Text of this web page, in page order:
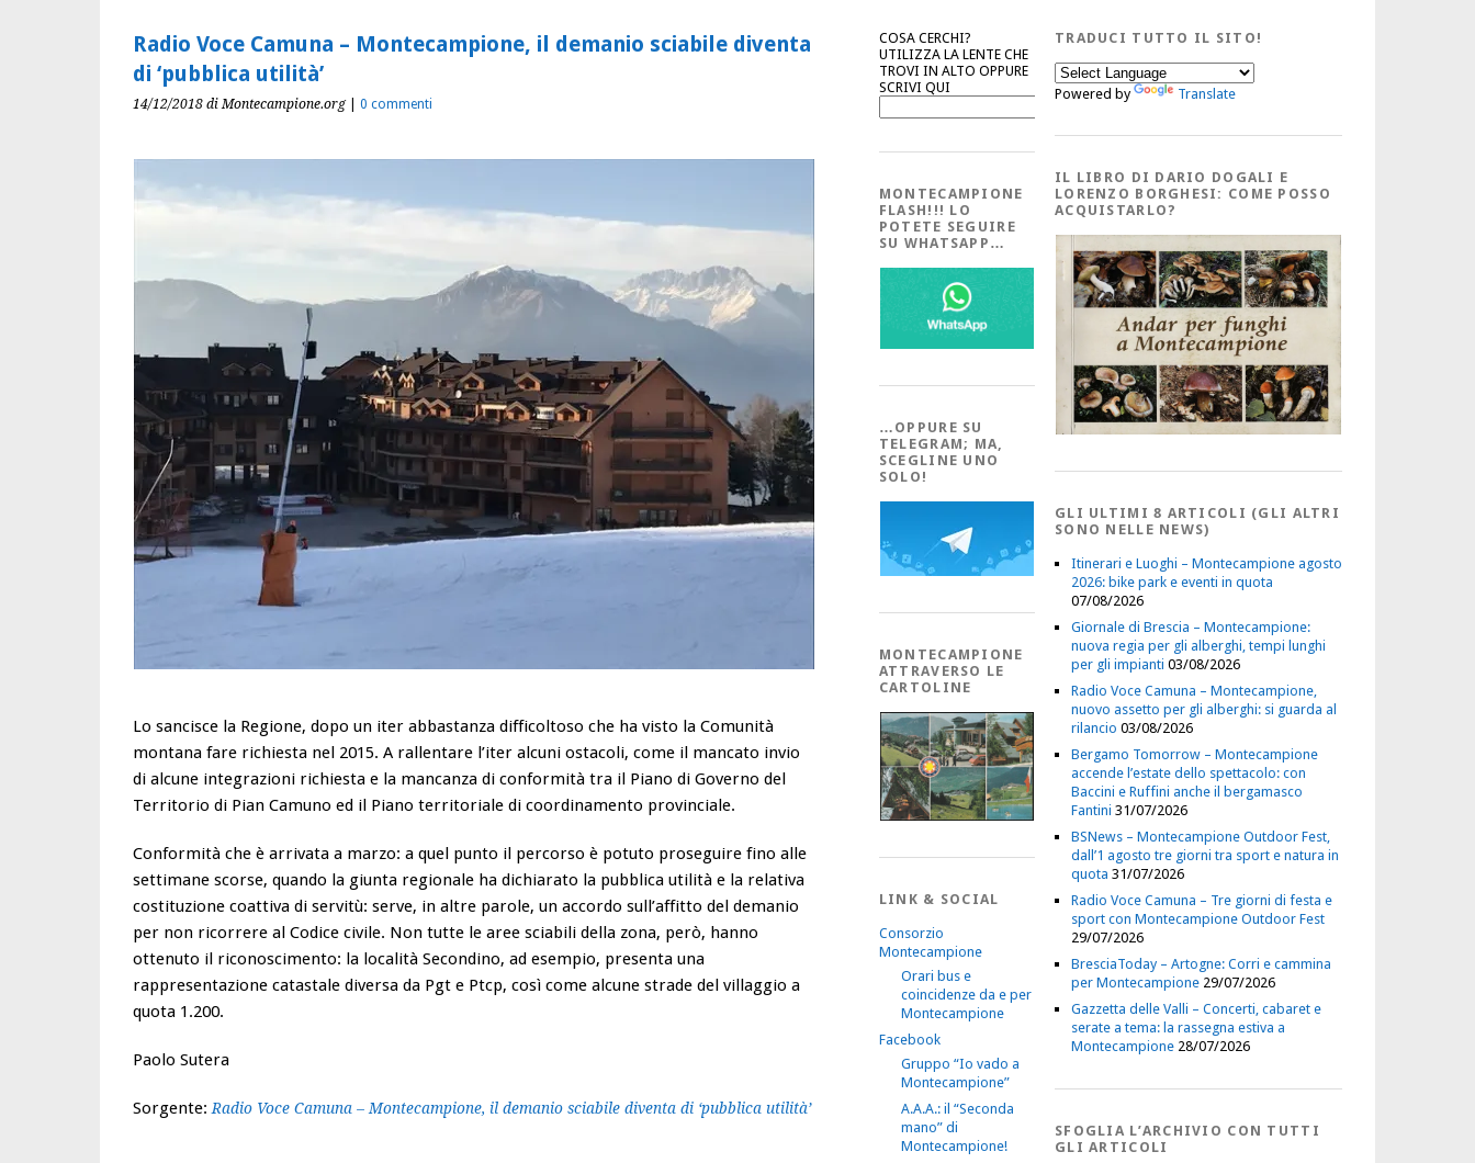
Radio Voce Camuna – Montecampione, il demanio sciabile diventa
di ‘pubblica utilità’
14/12/2018 di Montecampione.org| 0 commenti
Lo sancisce la Regione, dopo un iter abbastanza difficoltoso che ha visto la Comunità
montana fare richiesta nel 2015. A rallentare l’iter alcuni ostacoli, come il mancato invio
di alcune integrazioni richiesta e la mancanza di conformità tra il Piano di Governo del
Territorio di Pian Camuno ed il Piano territoriale di coordinamento provinciale.
Conformità che è arrivata a marzo: a quel punto il percorso è potuto proseguire fino alle
settimane scorse, quando la giunta regionale ha dichiarato la pubblica utilità e la relativa
costituzione coattiva di servitù: serve, in altre parole, un accordo sull’affitto del demanio
per non ricorrere al Codice civile. Non tutte le aree sciabili della zona, però, hanno
ottenuto il riconoscimento: la località Secondino, ad esempio, presenta una
rappresentazione catastale diversa da Pgt e Ptcp, così come alcune strade del villaggio a
quota 1.200.
Paolo Sutera
Sorgente:Radio Voce Camuna – Montecampione, il demanio sciabile diventa di ‘pubblica utilità’
COSA CERCHI?
UTILIZZA LA LENTE CHE
TROVI IN ALTO OPPURE
SCRIVI QUI
Cerca
MONTECAMPIONE
FLASH!!! LO
POTETE SEGUIRE
SU WHATSAPP…
…OPPURE SU
TELEGRAM; MA,
SCEGLINE UNO
SOLO!
MONTECAMPIONE
ATTRAVERSO LE
CARTOLINE
LINK & SOCIAL
Consorzio
Montecampione
Orari bus e
coincidenze da e per
Montecampione
Facebook
Gruppo “Io vado a
Montecampione”
A.A.A.: il “Seconda
mano” di
Montecampione!
TRADUCI TUTTO IL SITO!
Powered by Translate
IL LIBRO DI DARIO DOGALI E
LORENZO BORGHESI: COME POSSO
ACQUISTARLO?
GLI ULTIMI 8 ARTICOLI (GLI ALTRI
SONO NELLE NEWS)
Itinerari e Luoghi – Montecampione agosto
2026: bike park e eventi in quota
07/08/2026
Giornale di Brescia – Montecampione:
nuova regia per gli alberghi, tempi lunghi
per gli impianti 03/08/2026
Radio Voce Camuna – Montecampione,
nuovo assetto per gli alberghi: si guarda al
rilancio 03/08/2026
Bergamo Tomorrow – Montecampione
accende l’estate dello spettacolo: con
Baccini e Ruffini anche il bergamasco
Fantini 31/07/2026
BSNews – Montecampione Outdoor Fest,
dall’1 agosto tre giorni tra sport e natura in
quota 31/07/2026
Radio Voce Camuna – Tre giorni di festa e
sport con Montecampione Outdoor Fest
29/07/2026
BresciaToday – Artogne: Corri e cammina
per Montecampione 29/07/2026
Gazzetta delle Valli – Concerti, cabaret e
serate a tema: la rassegna estiva a
Montecampione 28/07/2026
SFOGLIA L’ARCHIVIO CON TUTTI
GLI ARTICOLI